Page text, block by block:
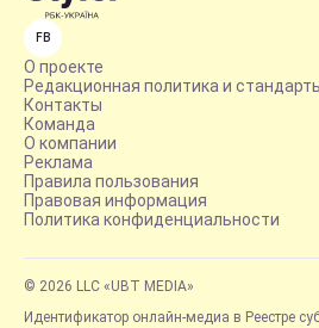
FB
О проекте
Редакционная политика и
Контакты
Команда
О компании
Реклама
Правила пользования
Правовая информация
Политика конфиденциальности
© 2026 LLC «UBT MEDIA»
Идентификатор онлайн-медиа в Реестре